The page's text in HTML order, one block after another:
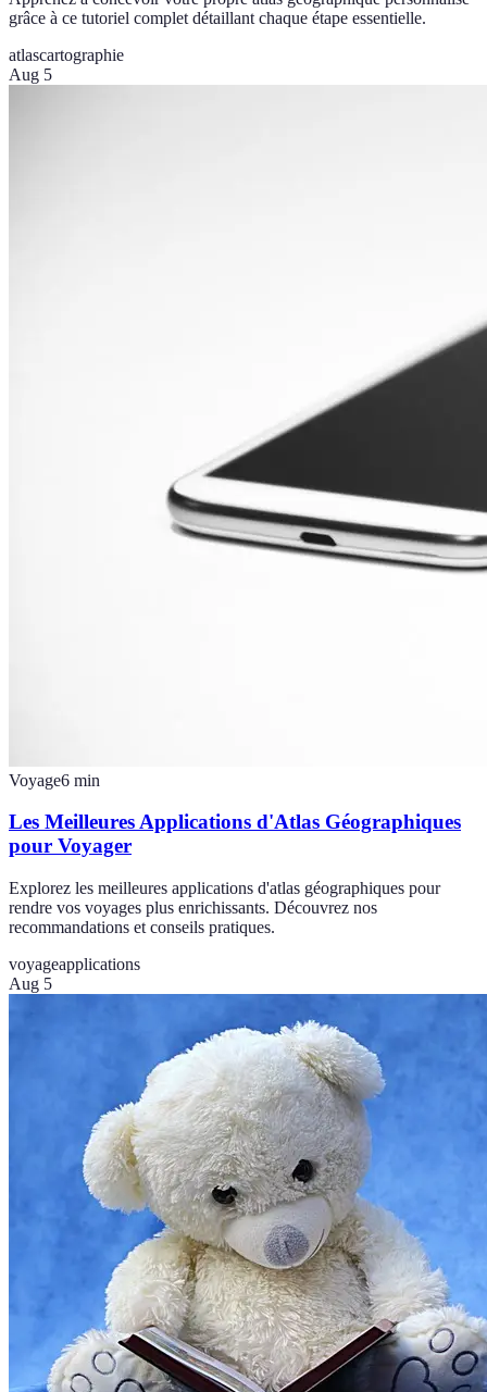
grâce à ce tutoriel complet détaillant chaque étape essentielle.
atlascartographie
Aug 5
Voyage6 min
Les Meilleures Applications d'Atlas Géographiques
pour Voyager
Explorez les meilleures applications d'atlas géographiques pour
rendre vos voyages plus enrichissants. Découvrez nos
recommandations et conseils pratiques.
voyageapplications
Aug 5